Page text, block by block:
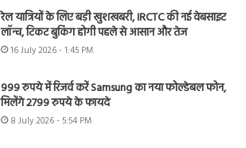
रेल यात्रियों के लिए बड़ी खुशखबरी, IRCTC की नई वेबसाइट
लॉन्च, टिकट बुकिंग होगी पहले से आसान और तेज
16 July 2026 - 1:45 PM
999 रुपये में रिजर्व करें Samsung का नया फोल्डेबल फोन,
मिलेंगे 2799 रुपये के फायदे
8 July 2026 - 5:54 PM